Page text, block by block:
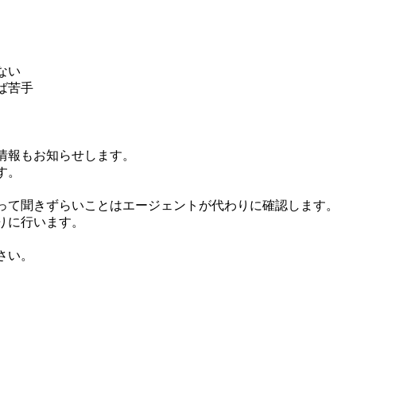
い
苦手
もお知らせします。
聞きずらいことはエージェントが代わりに確認します。
行います。
。